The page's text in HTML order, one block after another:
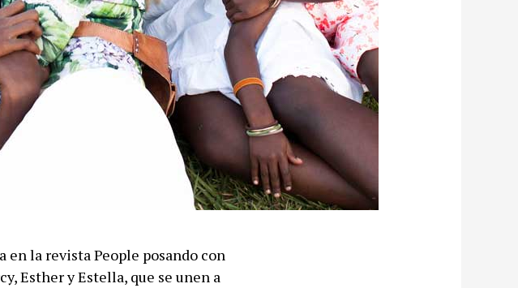
en la revista People posando con
Esther y Estella, que se unen a